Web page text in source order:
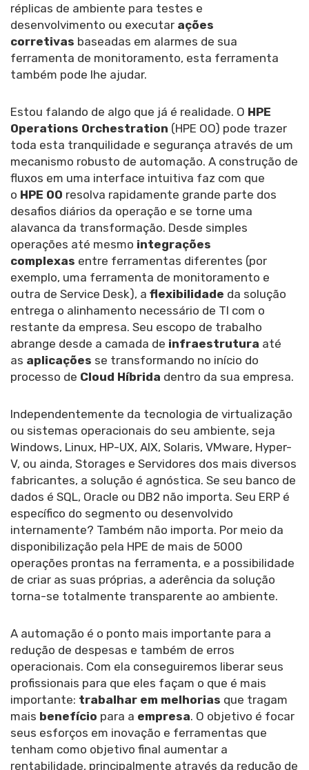
réplicas de ambiente para testes e
desenvolvimento ou executar ações
corretivas baseadas em alarmes de sua
ferramenta de monitoramento, esta ferramenta
também pode lhe ajudar.
Estou falando de algo que já é realidade. O HPE
Operations Orchestration (HPE OO) pode trazer
toda esta tranquilidade e segurança através de um
mecanismo robusto de automação. A construção de
fluxos em uma interface intuitiva faz com que
o HPE OO resolva rapidamente grande parte dos
desafios diários da operação e se torne uma
alavanca da transformação. Desde simples
operações até mesmo integrações
complexas entre ferramentas diferentes (por
exemplo, uma ferramenta de monitoramento e
outra de Service Desk), a flexibilidade da solução
entrega o alinhamento necessário de TI com o
restante da empresa. Seu escopo de trabalho
abrange desde a camada de infraestrutura até
as aplicações se transformando no início do
processo de Cloud Híbrida dentro da sua empresa.
Independentemente da tecnologia de virtualização
ou sistemas operacionais do seu ambiente, seja
Windows, Linux, HP-UX, AIX, Solaris, VMware, Hyper-
V, ou ainda, Storages e Servidores dos mais diversos
fabricantes, a solução é agnóstica. Se seu banco de
dados é SQL, Oracle ou DB2 não importa. Seu ERP é
específico do segmento ou desenvolvido
internamente? Também não importa. Por meio da
disponibilização pela HPE de mais de 5000
operações prontas na ferramenta, e a possibilidade
de criar as suas próprias, a aderência da solução
torna-se totalmente transparente ao ambiente.
A automação é o ponto mais importante para a
redução de despesas e também de erros
operacionais. Com ela conseguiremos liberar seus
profissionais para que eles façam o que é mais
importante: trabalhar em melhorias que tragam
mais benefício para a empresa. O objetivo é focar
seus esforços em inovação e ferramentas que
tenham como objetivo final aumentar a
rentabilidade, principalmente através da redução de